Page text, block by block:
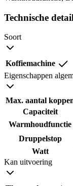
Technische
Soort
Koffiemachine
Eigenschappen
Max. aantal
Capaciteit
Warmhoudfunctie
Druppelstop
Watt
Kan uitvoering